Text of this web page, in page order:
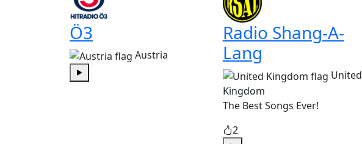
Ö3
Austria
Radio Shang-A-
Lang
United
Kingdom
The Best Songs Ever!
2